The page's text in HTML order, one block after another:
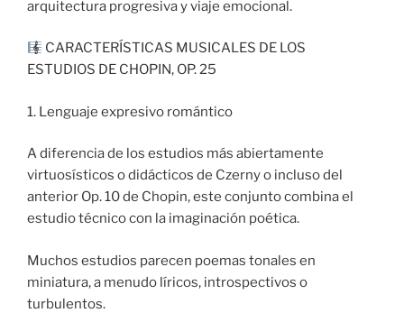
arquitectura progresiva y viaje emocional.
CARACTERÍSTICAS MUSICALES DE LOS
ESTUDIOS DE CHOPIN, OP. 25
1. Lenguaje expresivo romántico
A diferencia de los estudios más abiertamente
virtuosísticos o didácticos de Czerny o incluso del
anterior Op. 10 de Chopin, este conjunto combina el
estudio técnico con la imaginación poética.
Muchos estudios parecen poemas tonales en
miniatura, a menudo líricos, introspectivos o
turbulentos.